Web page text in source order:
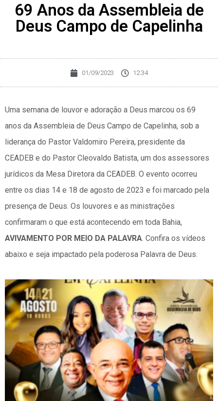
69 Anos da Assembleia de
Deus Campo de Capelinha
01/09/2023 12:34
Uma semana de louvor e adoração a Deus marcou os 69
anos da Assembleia de Deus Campo de Capelinha, sob a
liderança do Pastor Valdomiro Pereira, presidente da
CEADEB e do Pastor Cleovaldo Batista, um dos assessores
jurídicos da Mesa Diretora da CEADEB. O evento ocorreu
entre os dias 14 e 18 de agosto de 2023 e foi marcado pela
presença de Deus. Os louvores e as ministrações
confirmaram o que está acontecendo em toda Bahia,
AVIVAMENTO POR MEIO DA PALAVRA. Confira os vídeos
abaixo e seja impactado pela poderosa Palavra de Deus.